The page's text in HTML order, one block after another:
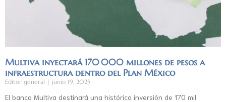
Multiva inyectará 170 000 millones de pesos a
infraestructura dentro del Plan México
Editor general junio 19, 2025
El banco Multiva destinará una histórica inversión de 170 mil